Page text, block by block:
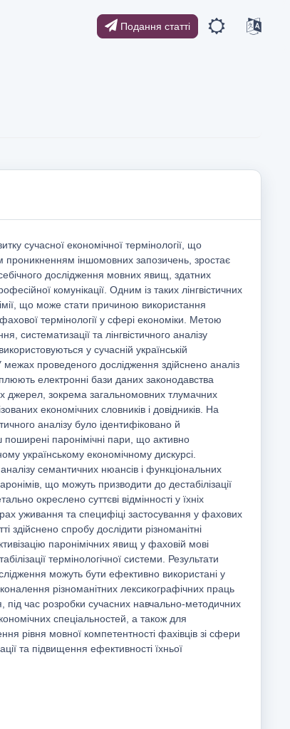
Подання статті
сучасної економічної термінології, що
проникненням іншомовних запозичень, зростає
дослідження мовних явищ, здатних
комунікації. Одним із таких лінгвістичних
що може стати причиною використання
термінології у сфері економіки. Метою
систематизації та лінгвістичного аналізу
у сучасній українській
межах проведеного дослідження здійснено аналіз
електронні бази даних законодавства
джерел, зокрема загальномовних тлумачних
економічних словників і довідників. На
аналізу було ідентифіковано й
паронімічні пари, що активно
українському економічному дискурсі.
семантичних нюансів і функціональних
що можуть призводити до дестабілізації
окреслено суттєві відмінності у їхніх
уживання та специфіці застосування у фахових
здійснено спробу дослідити різноманітні
паронімічних явищ у фаховій мові
термінологічної системи. Результати
можуть бути ефективно використані у
різноманітних лексикографічних праць
під час розробки сучасних навчально-методичних
спеціальностей, а також для
рівня мовної компетентності фахівців зі сфери
та підвищення ефективності їхньої